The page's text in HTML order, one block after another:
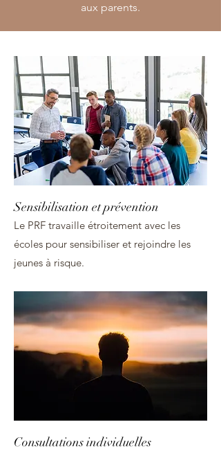
aux parents.
Sensibilisation et prévention
Le PRF travaille étroitement avec les
écoles pour sensibiliser et rejoindre les
jeunes à risque.
Consultations individuelles